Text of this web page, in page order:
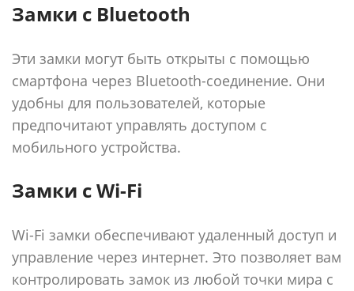
Замки с Bluetooth
Эти замки могут быть открыты с помощью
смартфона через Bluetooth-соединение. Они
удобны для пользователей, которые
предпочитают управлять доступом с
мобильного устройства.
Замки с Wi-Fi
Wi-Fi замки обеспечивают удаленный доступ и
управление через интернет. Это позволяет вам
контролировать замок из любой точки мира с